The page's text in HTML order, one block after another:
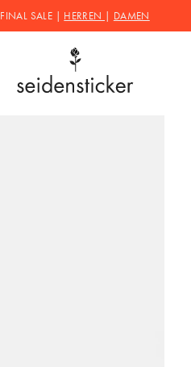
FINAL SALE | HERREN DAMEN